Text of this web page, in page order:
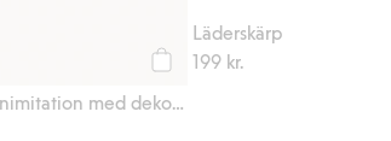
Läderskärp
199 kr.